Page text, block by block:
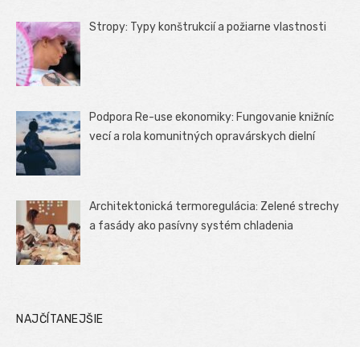
Stropy: Typy konštrukcií a požiarne vlastnosti
Podpora Re-use ekonomiky: Fungovanie knižníc
vecí a rola komunitných opravárskych dielní
Architektonická termoregulácia: Zelené strechy
a fasády ako pasívny systém chladenia
NAJČÍTANEJŠIE